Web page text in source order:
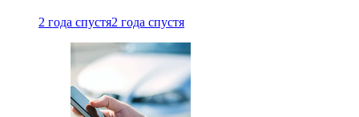
2 года спустя2 года спустя